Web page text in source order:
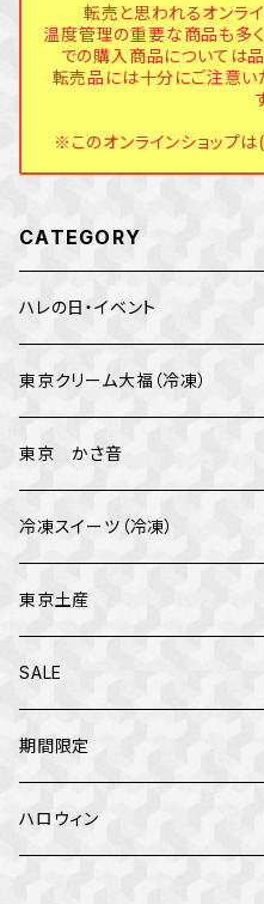
転売と思われるオンラ
温度管理の重要な商品も多
での購入商品については
転売品には十分にご注意い
※このオンラインショップ
CATEGORY
ハレの日・イベント
バレンタイン
イベント
母の日
父の日
東京クリーム大福（冷凍）
東京 かさ音
冷凍スイーツ（冷凍）
テオブロマ
トップス
カファレル
東京土産
SALE
期間限定
ハロウィン